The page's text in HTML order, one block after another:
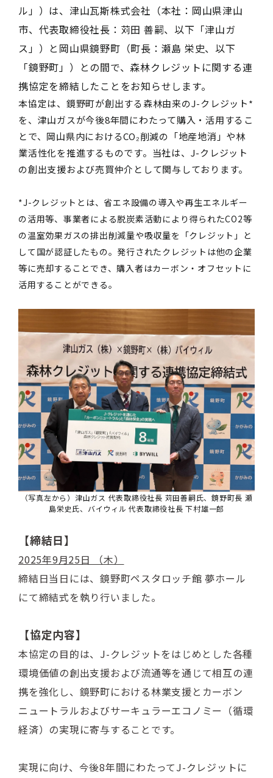
ル」）は、津山瓦斯株式会社（本社：岡山県津山
市、代表取締役社長：苅田 善嗣、以下「津山ガ
ス」）と岡山県鏡野町（町長：瀬島 栄史、以下
「鏡野町」）との間で、森林クレジットに関する連
携協定を締結したことをお知らせします。
本協定は、鏡野町が創出する森林由来のJ-クレジット*
を、津山ガスが今後8年間にわたって購入・活用するこ
とで、岡山県内におけるCO₂削減の「地産地消」や林
業活性化を推進するものです。当社は、J-クレジット
の創出支援および売買仲介として関与しております。
*J-クレジットとは、省エネ設備の導入や再生エネルギー
の活用等、事業者による脱炭素活動により得られたCO2等
の温室効果ガスの排出削減量や吸収量を「クレジット」と
して国が認証したもの。発行されたクレジットは他の企業
等に売却することでき、購入者はカーボン・オフセットに
活用することができる。
（写真左から）津山ガス 代表取締役社長 苅田善嗣氏、鏡野町長 瀬
島栄史氏、バイウィル 代表取締役社長 下村雄一郎
【締結日】
2025年9月25日 （木）
締結日当日には、鏡野町ペスタロッチ館 夢ホール
にて締結式を執り行いました。
【協定内容】
本協定の目的は、J-クレジットをはじめとした各種
環境価値の創出支援および流通等を通じて相互の連
携を強化し、鏡野町における林業支援とカーボン
ニュートラルおよびサーキュラーエコノミー（循環
経済）の実現に寄与することです。
実現に向け、今後8年間にわたってJ-クレジットに